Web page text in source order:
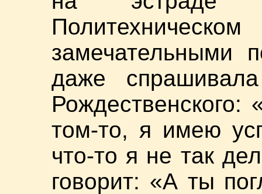
замечательными
даже
том-то, я имею
что-то я не так
говорит: «А ты